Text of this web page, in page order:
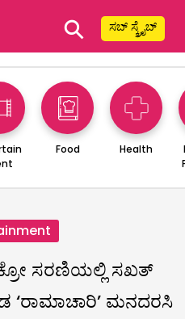
⚲ ಸಬ್ ಸ್ಕ್ರೈಬ್
Food Health
ಸರಣಿಯಲ್ಲಿ ಸಖತ್
‘ರಾಮಾಚಾರಿ’ ಮನದರಸಿ